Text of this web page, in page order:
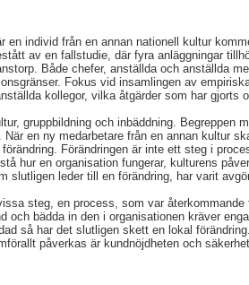
individ från en annan nationell kultur
av en fallstudie, där fyra anläggningar
Både chefer, anställda och anställda
Fokus vid insamlingen av
kollegor, vilka åtgärder som har gjorts
gruppbildning och inbäddning. Begreppen
en ny medarbetare från en annan kultur
Förändringen är inte ett steg i
hur en organisation fungerar, kulturens
slutligen leder till en förändring, har varit
steg, en process, som var återkommande
och bädda in den i organisationen kräver
så har det slutligen skett en lokal
påverkas är kundnöjdheten och